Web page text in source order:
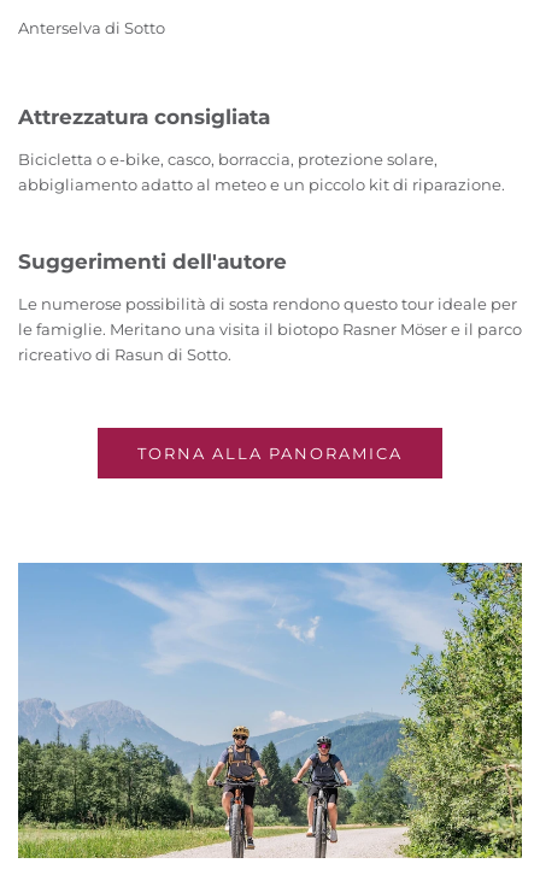
Anterselva di Sotto
Attrezzatura consigliata
Bicicletta o e-bike, casco, borraccia, protezione solare,
abbigliamento adatto al meteo e un piccolo kit di riparazione.
Suggerimenti dell'autore
Le numerose possibilità di sosta rendono questo tour ideale per
le famiglie. Meritano una visita il biotopo Rasner Möser e il parco
ricreativo di Rasun di Sotto.
TORNA ALLA PANORAMICA